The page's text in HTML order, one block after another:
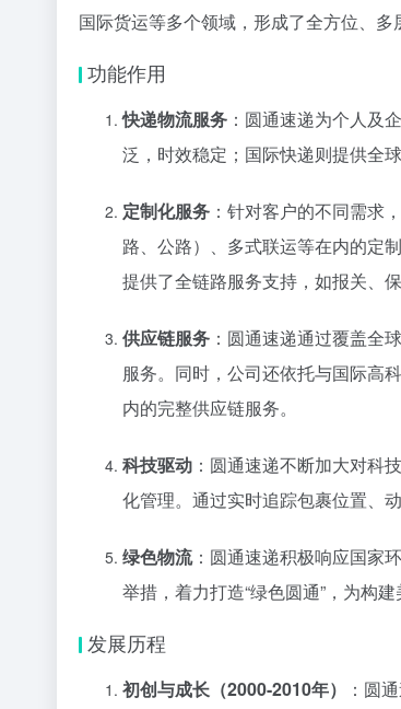
国际货运等多个领域，形成了全方位、多
功能作用
快递物流服务 ：圆通速递为个人及
泛，时效稳定；国际快递则提供全
定制化服务 ：针对客户的不同需求
路、公路）、多式联运等在内的定
提供了全链路服务支持，如报关、保
供应链服务 ：圆通速递通过覆盖全
服务。同时，公司还依托与国际高
内的完整供应链服务。
科技驱动 ：圆通速递不断加大对科
化管理。通过实时追踪包裹位置、
绿色物流：圆通速递积极响应国家
举措，着力打造“绿色圆通”，为构
发展历程
初创与成长（2000-2010年）
：圆